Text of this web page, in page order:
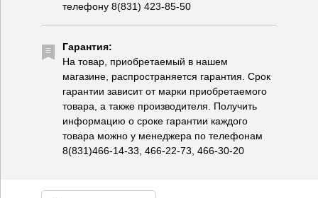
телефону 8(831) 423-85-50
Гарантия:
На товар, приобретаемый в нашем
магазине, распространяется гарантия. Срок
гарантии зависит от марки приобретаемого
товара, а также производителя. Получить
информацию о сроке гарантии каждого
товара можно у менеджера по телефонам
8(831)466-14-33, 466-22-73, 466-30-20